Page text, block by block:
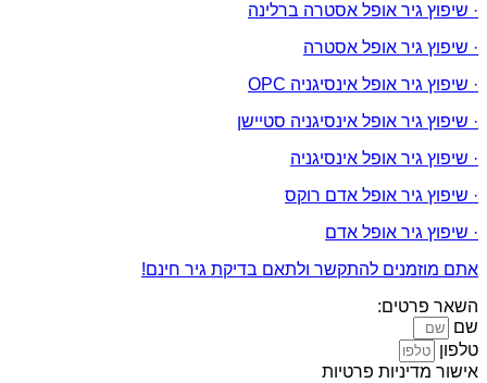
· שיפוץ גיר אופל אסטרה ברלינה
· שיפוץ גיר אופל אסטרה
· שיפוץ גיר אופל אינסיגניה OPC
· שיפוץ גיר אופל אינסיגניה סטיישן
· שיפוץ גיר אופל אינסיגניה
· שיפוץ גיר אופל אדם רוקס
· שיפוץ גיר אופל אדם
אתם מוזמנים להתקשר ולתאם בדיקת גיר חינם!
השאר פרטים:
שם
טלפון
אישור מדיניות פרטיות